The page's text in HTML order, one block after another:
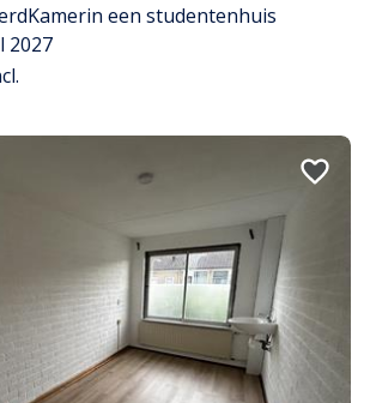
Kamerin een studentenhuis
2027